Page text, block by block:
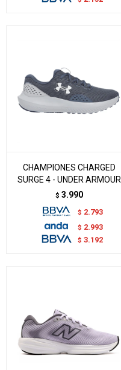
CHAMPIONES CHARGED
SURGE 4 - UNDER ARMOUR
$ 3.990
$ 2.793
$ 2.993
$ 3.192